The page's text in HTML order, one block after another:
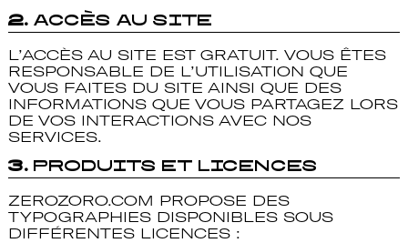
2. Accès au Site
L’ACCÈS AU SITE EST GRATUIT. VOUS ÊTES
RESPONSABLE DE L’UTILISATION QUE
VOUS FAITES DU SITE AINSI QUE DES
INFORMATIONS QUE VOUS PARTAGEZ LORS
DE VOS INTERACTIONS AVEC NOS
SERVICES.
3. Produits et Licences
ZEROZORO.COM PROPOSE DES
TYPOGRAPHIES DISPONIBLES SOUS
DIFFÉRENTES LICENCES :